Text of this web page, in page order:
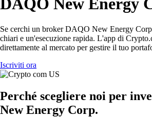
DAQO New Energy
Se cerchi un broker DAQO New Energy
chiari e un'esecuzione rapida. L'app di
direttamente al mercato per gestire il tuo
Iscriviti ora
Perché scegliere noi per
New Energy Corp.